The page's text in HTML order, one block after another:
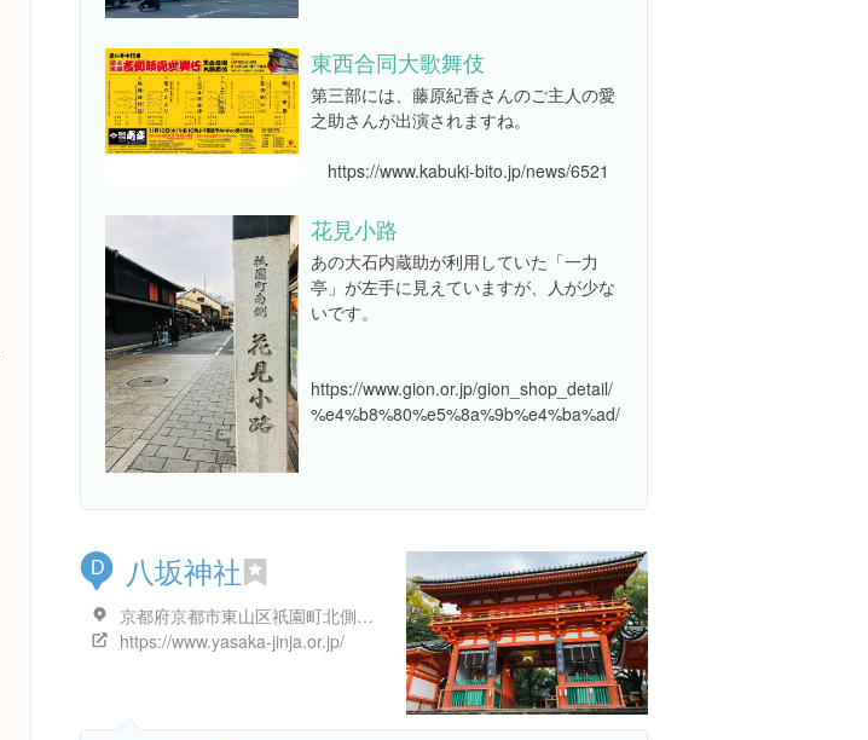
東西合同大歌舞伎
第三部には、藤原紀香さんのご主人の愛
之助さんが出演されますね。
https://www.kabuki-bito.jp/news/6521
花見小路
あの大石内蔵助が利用していた「一力
亭」が左手に見えていますが、人が少な
いです。
https://www.gion.or.jp/gion_shop_detail/
%e4%b8%80%e5%8a%9b%e4%ba%ad/
D 八坂神社
京都府京都市東山区祇園町北側６２５
https://www.yasaka-jinja.or.jp/